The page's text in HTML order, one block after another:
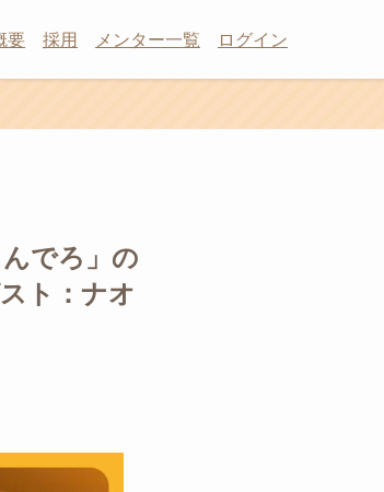
要 採用 メンター一覧 ログイン
でろ」の
ト：ナオ